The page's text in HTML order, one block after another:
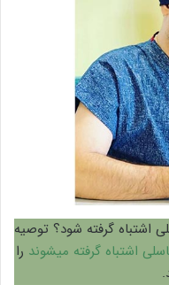
اشتباه گرفته شود؟ توصیه
اشتباه گرفته میشوند را